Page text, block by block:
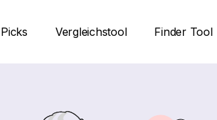
Vergleichstool Finder Tool